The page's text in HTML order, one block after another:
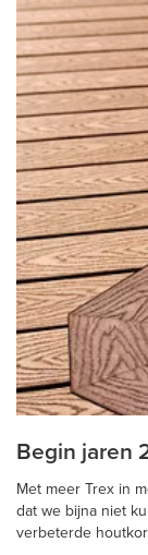
Begin jaren
Met meer Trex in
dat we bijna niet
verbeterde